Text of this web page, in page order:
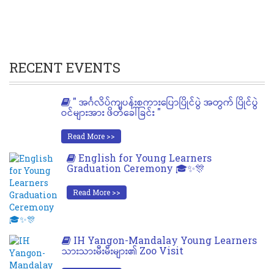
RECENT EVENTS
" အင်္ဂလိပ်ကျပန်းစကားပြောပြိုင်ပွဲ အတွက် ပြိုင်ပွဲ
ဝင်များအား ဖိတ်ခေါ်ခြင်း "
Read More >>
English for Young Learners
Graduation Ceremony 🎓✨🎊
Read More >>
IH Yangon-Mandalay Young Learners
သားသားမီးမီးများ၏ Zoo Visit